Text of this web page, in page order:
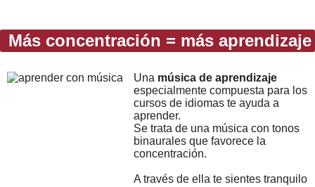
Más concentración = más aprendizaje
Una música de aprendizaje
especialmente compuesta para los
cursos de idiomas te ayuda a
aprender.
Se trata de una música con tonos
binaurales que favorece la
concentración.
A través de ella te sientes tranquilo